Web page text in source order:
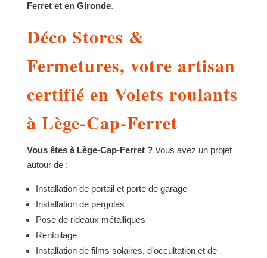
Ferret et en Gironde.
Déco Stores &
Fermetures, votre artisan
certifié en Volets roulants
à Lège-Cap-Ferret
Vous êtes à Lège-Cap-Ferret ?Vous avez un projet
autour de :
Installation de portail et porte de garage
Installation de pergolas
Pose de rideaux métalliques
Rentoilage
Installation de films solaires, d’occultation et de